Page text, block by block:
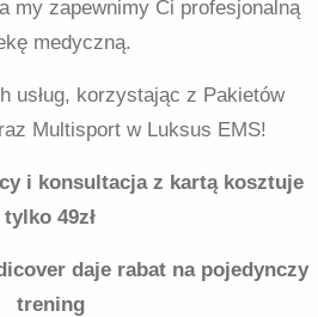
my zapewnimy Ci profesjonalną
medyczną.
usług, korzystając z Pakietów
Multisport w Luksus EMS!
i konsultacja z kartą kosztuje
tylko 49zł
daje rabat na pojedynczy
trening